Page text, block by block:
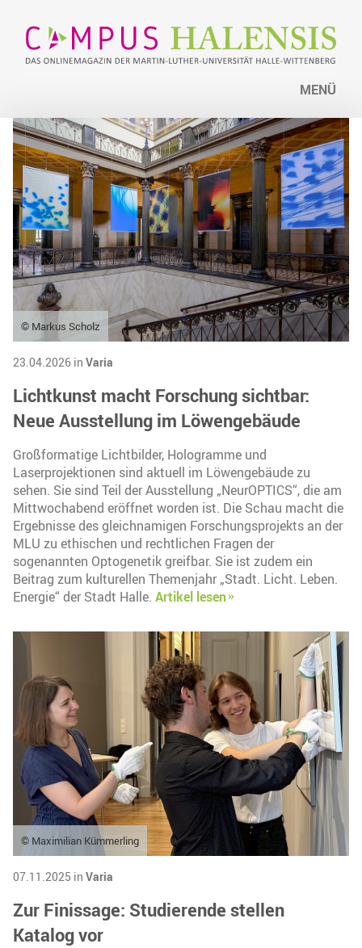
MENÜ
© Markus Scholz
23.04.2026 in Varia
Lichtkunst macht Forschung sichtbar:
Neue Ausstellung im Löwengebäude
Großformatige Lichtbilder, Hologramme und
Laserprojektionen sind aktuell im Löwengebäude zu
sehen. Sie sind Teil der Ausstellung „NeurOPTICS“, die am
Mittwochabend eröffnet worden ist. Die Schau macht die
Ergebnisse des gleichnamigen Forschungsprojekts an der
MLU zu ethischen und rechtlichen Fragen der
sogenannten Optogenetik greifbar. Sie ist zudem ein
Beitrag zum kulturellen Themenjahr „Stadt. Licht. Leben.
Energie“ der Stadt Halle. Artikel lesen
© Maximilian Kümmerling
07.11.2025 in Varia
Zur Finissage: Studierende stellen
Katalog vor